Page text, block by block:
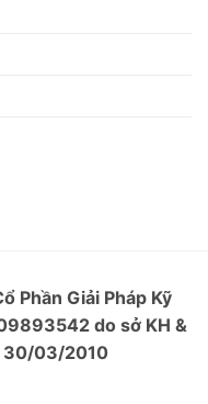
Phần Giải Pháp Kỹ
do sở KH &
30/03/2010